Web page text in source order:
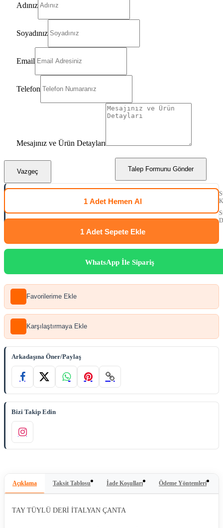
Adınız
Soyadınız
Email
Telefon
Mesajınız ve Ürün Detayları
Talep Formunu Gönder
Vazgeç
1 Adet Hemen Al
1 Adet Sepete Ekle
WhatsApp İle Sipariş
Favorilerime Ekle
Karşılaştırmaya Ekle
Arkadaşına Öner/Paylaş
Bizi Takip Edin
Açıklama Taksit Tablosu İade Koşulları Ödeme Yöntemleri
TAY TÜYLÜ DERİ İTALYAN ÇANTA